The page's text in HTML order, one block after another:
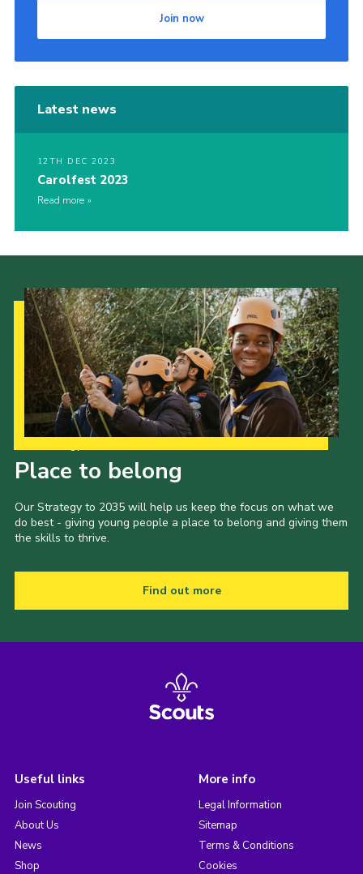
Join now
Latest news
12TH DEC 2023
Carolfest 2023
Read more
Place to belong
Our Strategy to 2035 will help us keep the focus on what we
do best - giving young people a place to belong and giving them
the skills to thrive.
Find out more
Useful links
Join Scouting
About Us
News
Shop
More info
Legal Information
Sitemap
Terms & Conditions
Cookies